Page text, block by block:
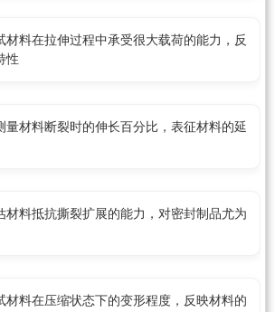
材料在拉伸过程中承受很大载荷的能力，反
性
量材料断裂时的伸长百分比，表征材料的延
材料抵抗撕裂扩展的能力，对密封制品尤为
材料在压缩状态下的变形程度，反映材料的